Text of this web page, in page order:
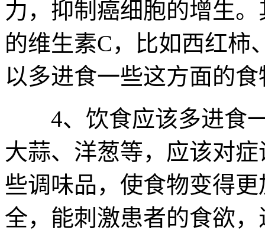
力，抑制癌细胞的增生
的维生素C，比如西红柿
以多进食一些这方面的食
4、饮食应该多进食一
大蒜、洋葱等，应该对
些调味品，使食物变得
全，能刺激患者的食欲